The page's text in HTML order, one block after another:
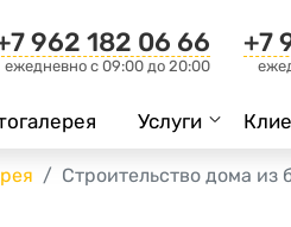
962 182 06 66
ежедневно c 09:00 до 20:00
+7
Услуги
Строительство дома из